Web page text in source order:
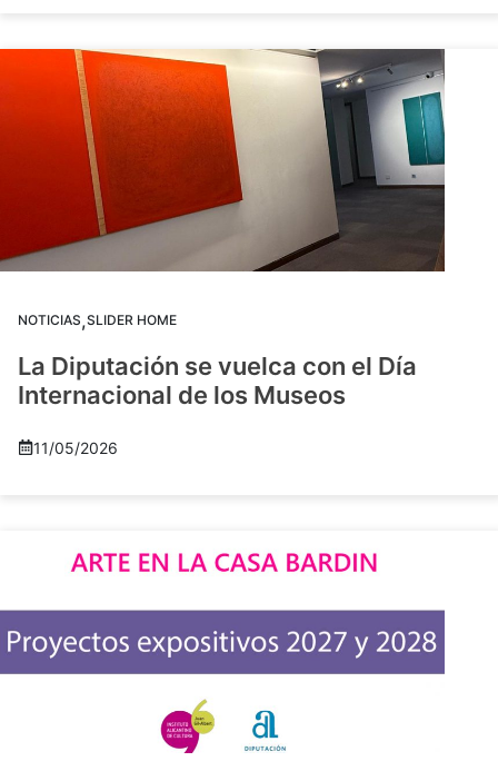
NOTICIAS,SLIDER HOME
La Diputación se vuelca con el Día
Internacional de los Museos
11/05/2026